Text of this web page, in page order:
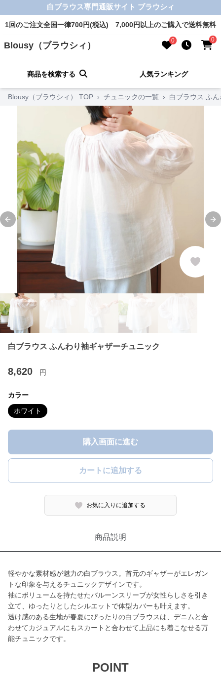
白ブラウス専門通販サイト ブラウシィ
1回のご注文全国一律700円(税込) 7,000円以上のご購入で送料無料
Blousy（ブラウシィ） 0 0
商品を検索する 人気ランキング
Blousy（ブラウシィ） TOP › チュニックの一覧 › 白ブラウス ふ
Previous slide
白ブラウス ふんわり袖ギャザーチュニック
8,620 円
カラー
ホワイト
購入画面に進む
カートに追加する
お気に入りに追加する
商品説明
軽やかな素材感が魅力の白ブラウス。首元のギャザーがエレガン
トな印象を与えるチュニックデザインです。
袖にボリュームを持たせたバルーンスリーブが女性らしさを引き
立て、ゆったりとしたシルエットで体型カバーも叶えます。
透け感のある生地が春夏にぴったりの白ブラウスは、デニムと合
わせてカジュアルにもスカートと合わせて上品にも着こなせる万
能チュニックです。
POINT